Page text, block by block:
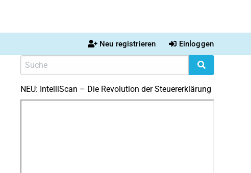
Neu registrieren Einloggen
NEU: IntelliScan – Die Revolution der Steuererklärung